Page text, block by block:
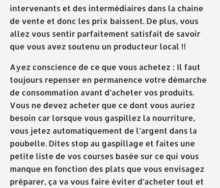
intervenants et des intermédiaires dans la chaine
de vente et donc les prix baissent. De plus, vous
allez vous sentir parfaitement satisfait de savoir
que vous avez soutenu un producteur local !!
Ayez conscience de ce que vous achetez : Il faut
toujours repenser en permanence votre démarche
de consommation avant d’acheter vos produits.
Vous ne devez acheter que ce dont vous auriez
besoin car lorsque vous gaspillez la nourriture,
vous jetez automatiquement de l’argent dans la
poubelle. Dites stop au gaspillage et faites une
petite liste de vos courses basée sur ce qui vous
manque en fonction des plats que vous envisagez
préparer, ça va vous faire éviter d’acheter tout et